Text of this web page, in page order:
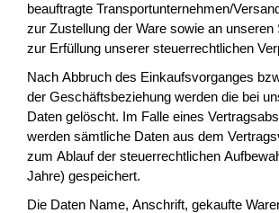
beauftragte Transportunternehmen/
zur Zustellung der Ware sowie an unseren
zur Erfüllung unserer steuerrechtlichen
Nach Abbruch des Einkaufsvorganges
der Geschäftsbeziehung werden die bei
Daten gelöscht. Im Falle eines
werden sämtliche Daten aus dem
zum Ablauf der steuerrechtlichen
Jahre) gespeichert.
Die Daten Name, Anschrift, gekaufte